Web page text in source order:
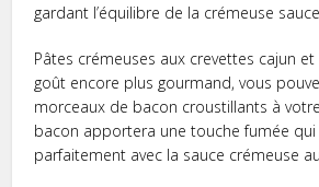
gardant l’équilibre de la crémeuse
Pâtes crémeuses aux crevettes cajun
goût encore plus gourmand, vous
morceaux de bacon croustillants à
bacon apportera une touche fumée qui
parfaitement avec la sauce crémeuse